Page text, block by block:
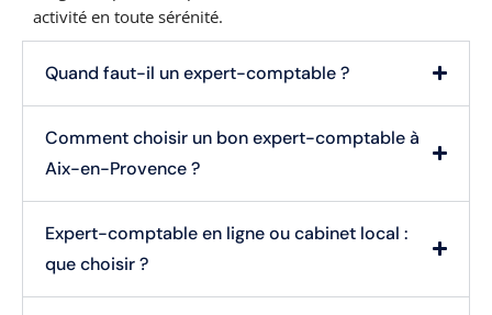
activité en toute sérénité.
Quand faut-il un expert-comptable ?
Comment choisir un bon expert-comptable à
Aix-en-Provence ?
Expert-comptable en ligne ou cabinet local :
que choisir ?